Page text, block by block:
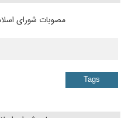
مصوبات شورای
Tags